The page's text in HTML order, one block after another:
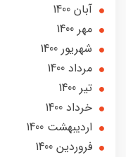
آبان 1400
مهر 1400
شهریور 1400
مرداد 1400
تير 1400
خرداد 1400
ارديبهشت 1400
فروردین 1400